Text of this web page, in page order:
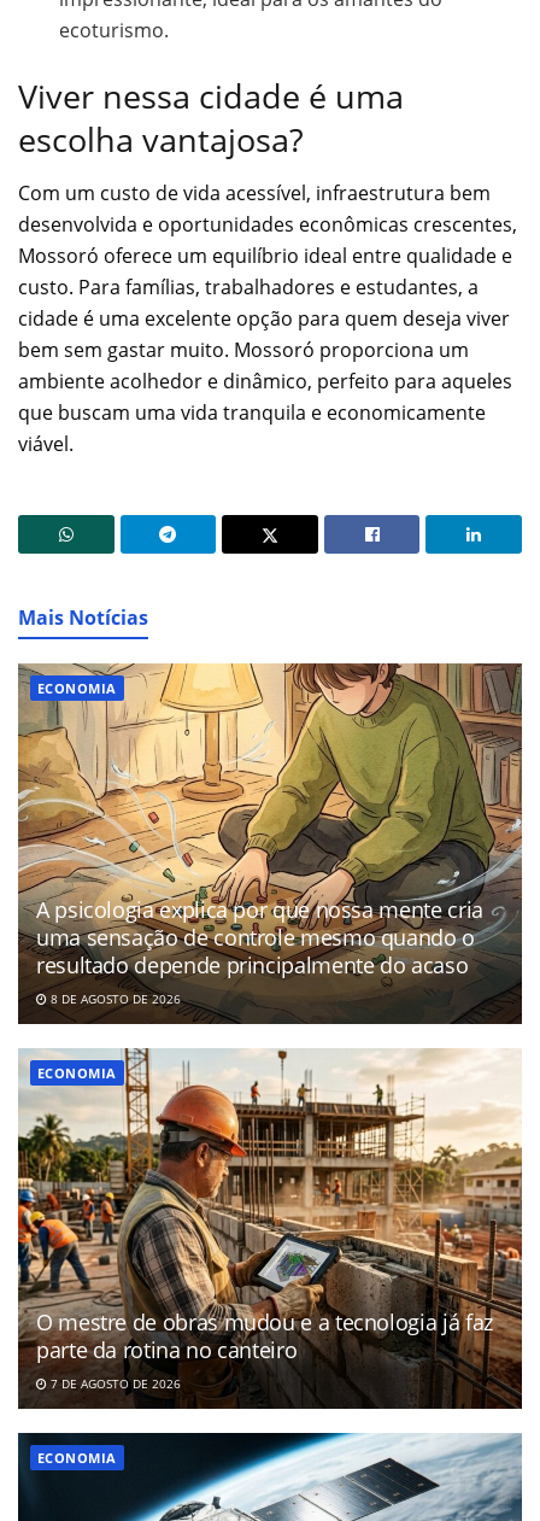
ecoturismo.
Viver nessa cidade é uma
escolha vantajosa?
Com um custo de vida acessível, infraestrutura bem
desenvolvida e oportunidades econômicas crescentes,
Mossoró oferece um equilíbrio ideal entre qualidade e
custo. Para famílias, trabalhadores e estudantes, a
cidade é uma excelente opção para quem deseja viver
bem sem gastar muito. Mossoró proporciona um
ambiente acolhedor e dinâmico, perfeito para aqueles
que buscam uma vida tranquila e economicamente
viável.
Mais Notícias
ECONOMIA
A psicologia explica por que nossa mente cria
uma sensação de controle mesmo quando o
resultado depende principalmente do acaso
8 DE AGOSTO DE 2026
ECONOMIA
O mestre de obras mudou e a tecnologia já faz
parte da rotina no canteiro
7 DE AGOSTO DE 2026
ECONOMIA